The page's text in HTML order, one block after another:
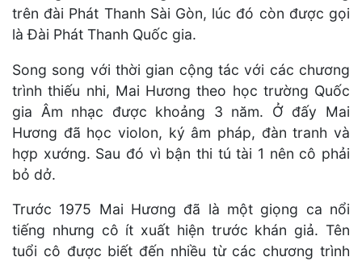
trên đài Phát Thanh Sài Gòn, lúc đó còn được gọi
là Đài Phát Thanh Quốc gia.
Song song với thời gian cộng tác với các chương
trình thiếu nhi, Mai Hương theo học trường Quốc
gia Âm nhạc được khoảng 3 năm. Ở đấy Mai
Hương đã học violon, ký âm pháp, đàn tranh và
hợp xướng. Sau đó vì bận thi tú tài 1 nên cô phải
bỏ dở.
Trước 1975 Mai Hương đã là một giọng ca nổi
tiếng nhưng cô ít xuất hiện trước khán giả. Tên
tuổi cô được biết đến nhiều từ các chương trình